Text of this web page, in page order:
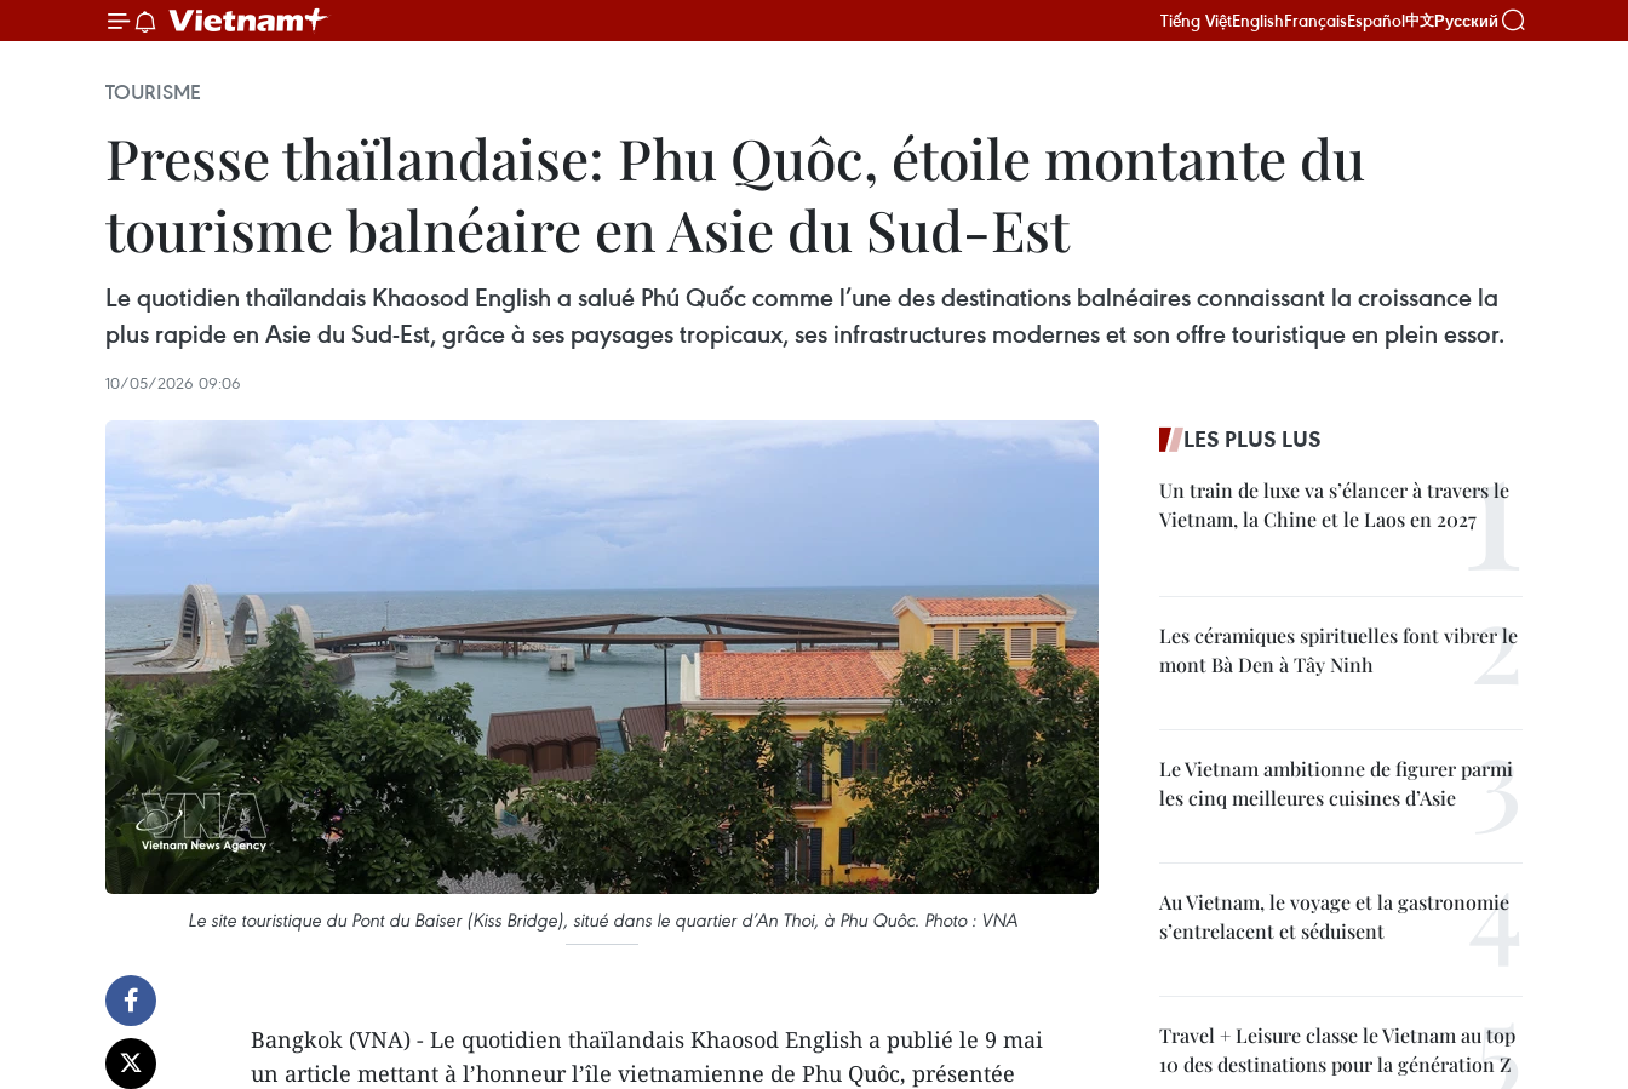
Tiếng ViệtEnglishFrançaisEspañol中文Русский
TOURISME
Presse thaïlandaise: Phu Quôc, étoile montante du
tourisme balnéaire en Asie du Sud-Est
Le quotidien thaïlandais Khaosod English a salué Phú Quốc comme l’une des destinations balnéaires connaissant la croissance la
plus rapide en Asie du Sud-Est, grâce à ses paysages tropicaux, ses infrastructures modernes et son offre touristique en plein essor.
10/05/2026 09:06
Le site touristique du Pont du Baiser (Kiss Bridge), situé dans le quartier d’An Thoi, à Phu Quôc. Photo : VNA
Bangkok (VNA) - Le quotidien thaïlandais Khaosod English a publié le 9 mai
un article mettant à l’honneur l’île vietnamienne de Phu Quôc, présentée
LES PLUS LUS
Un train de luxe va s’élancer à travers le
Vietnam, la Chine et le Laos en 2027
Les céramiques spirituelles font vibrer le
mont Bà Den à Tây Ninh
Le Vietnam ambitionne de figurer parmi
les cinq meilleures cuisines d’Asie
Au Vietnam, le voyage et la gastronomie
s’entrelacent et séduisent
Travel + Leisure classe le Vietnam au top
10 des destinations pour la génération Z